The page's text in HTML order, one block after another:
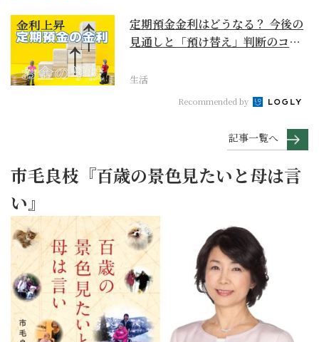
定期預金金利はどうなる？ 今後の
見通しと「預け替え」判断のコツ
生活
Recommended by
記事一覧へ
市毛良枝『百歳の景色見たいと母は言
い』